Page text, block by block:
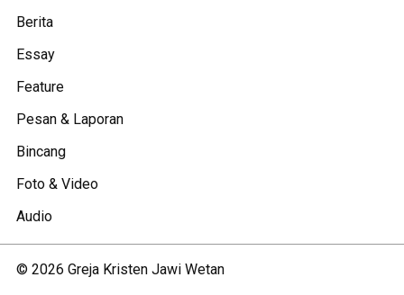
Berita
Essay
Feature
Pesan & Laporan
Bincang
Foto & Video
Audio
© 2026 Greja Kristen Jawi Wetan